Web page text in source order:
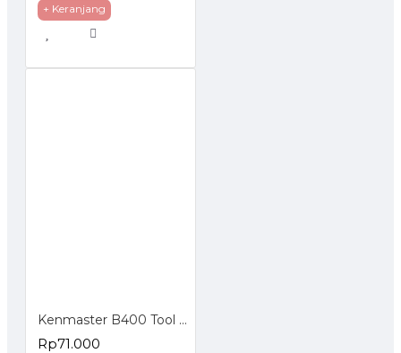
+ Keranjang
Kenmaster B400 Tool Box
Rp71.000